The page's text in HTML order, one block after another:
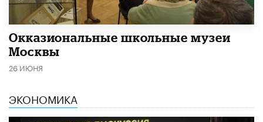
​Окказиональные школьные музеи
Москвы
26 ИЮНЯ
ЭКОНОМИКА